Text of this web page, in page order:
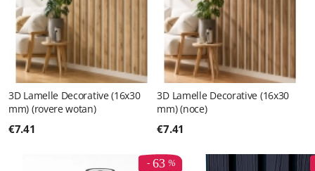
3D Lamelle Decorative (16x30
mm) (rovere wotan)
€7.41
3D Lamelle Decorative (16x30
mm) (noce)
€7.41
63